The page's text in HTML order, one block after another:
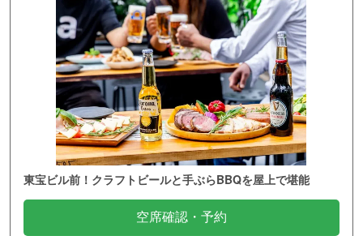
東宝ビル前！クラフトビールと手ぶらBBQを屋上で堪能
空席確認・予約